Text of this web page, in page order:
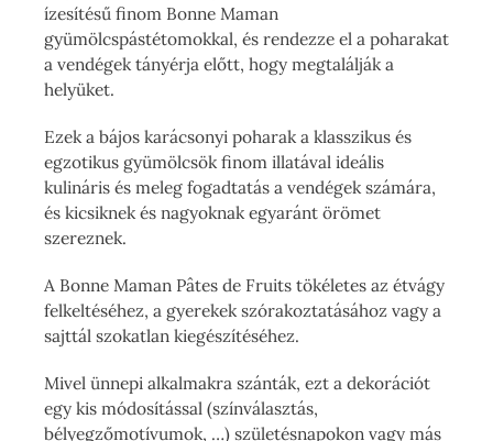
ízesítésű finom Bonne Maman
gyümölcspástétomokkal, és rendezze el a poharakat
a vendégek tányérja előtt, hogy megtalálják a
helyüket.
Ezek a bájos karácsonyi poharak a klasszikus és
egzotikus gyümölcsök finom illatával ideális
kulináris és meleg fogadtatás a vendégek számára,
és kicsiknek és nagyoknak egyaránt örömet
szereznek.
A Bonne Maman Pâtes de Fruits tökéletes az étvágy
felkeltéséhez, a gyerekek szórakoztatásához vagy a
sajttál szokatlan kiegészítéséhez.
Mivel ünnepi alkalmakra szánták, ezt a dekorációt
egy kis módosítással (színválasztás,
bélyegzőmotívumok, …) születésnapokon vagy más